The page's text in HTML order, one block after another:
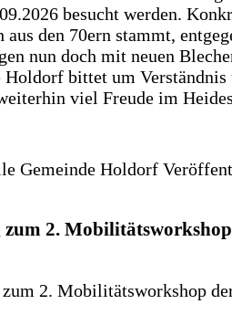
besucht werden.
den 70ern stammt,
nun doch mit neuen
Holdorf bittet um Verständnis
viel Freude im
Gemeinde Holdorf
2.